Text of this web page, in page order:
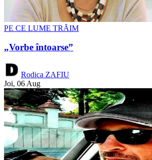
PE CE LUME TRĂIM
„Vorbe întoarse”
Rodica ZAFIU
Joi, 06 Aug